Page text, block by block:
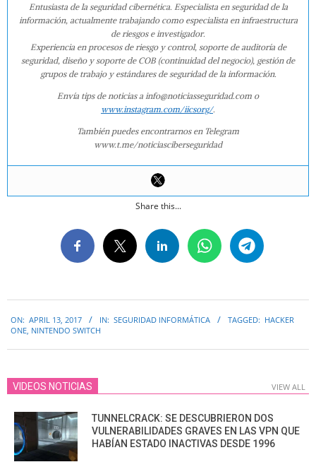
Entusiasta de la seguridad cibernética. Especialista en seguridad de la
información, actualmente trabajando como especialista en infraestructura
de riesgos e investigador.
Experiencia en procesos de riesgo y control, soporte de auditoría de
seguridad, diseño y soporte de COB (continuidad del negocio), gestión de
grupos de trabajo y estándares de seguridad de la información.
Envía tips de noticias a info@noticiasseguridad.com o
www.instagram.com/iicsorg/.
También puedes encontrarnos en Telegram
www.t.me/noticiasciberseguridad
Share this...
04-
ON: APRIL 13, 2017 IN: SEGURIDAD INFORMÁTICA TAGGED: HACKER
ONE NINTENDO SWITCH
VIDEOS NOTICIAS VIEW ALL
TUNNELCRACK: SE DESCUBRIERON DOS
VULNERABILIDADES GRAVES EN LAS VPN QUE
HABÍAN ESTADO INACTIVAS DESDE 1996